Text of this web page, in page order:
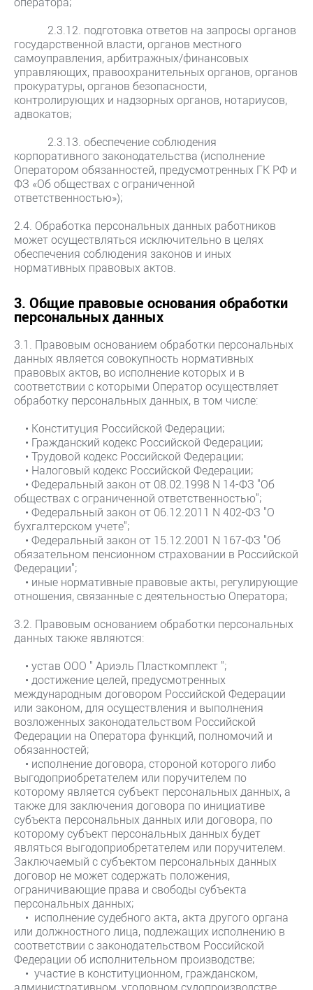
2.3.12. подготовка ответов на запросы органов
государственной власти, органов местного
самоуправления, арбитражных/финансовых
управляющих, правоохранительных органов, органов
прокуратуры, органов безопасности,
контролирующих и надзорных органов, нотариусов,
адвокатов;
2.3.13. обеспечение соблюдения
корпоративного законодательства (исполнение
Оператором обязанностей, предусмотренных ГК РФ и
ФЗ «Об обществах с ограниченной
ответственностью»);
2.4. Обработка персональных данных работников
может осуществляться исключительно в целях
обеспечения соблюдения законов и иных
нормативных правовых актов.
3. Общие правовые основания обработки
персональных данных
3.1. Правовым основанием обработки персональных
данных является совокупность нормативных
правовых актов, во исполнение которых и в
соответствии с которыми Оператор осуществляет
обработку персональных данных, в том числе:
• Конституция Российской Федерации;
• Гражданский кодекс Российской Федерации;
• Трудовой кодекс Российской Федерации;
• Налоговый кодекс Российской Федерации;
• Федеральный закон от 08.02.1998 N 14-ФЗ "Об
обществах с ограниченной ответственностью";
• Федеральный закон от 06.12.2011 N 402-ФЗ "О
бухгалтерском учете";
• Федеральный закон от 15.12.2001 N 167-ФЗ "Об
обязательном пенсионном страховании в Российской
Федерации";
• иные нормативные правовые акты, регулирующие
отношения, связанные с деятельностью Оператора;
3.2. Правовым основанием обработки персональных
данных также являются:
• устав ООО " Ариэль Пласткомплект ";
• достижение целей, предусмотренных
международным договором Российской Федерации
или законом, для осуществления и выполнения
возложенных законодательством Российской
Федерации на Оператора функций, полномочий и
обязанностей;
• исполнение договора, стороной которого либо
выгодоприобретателем или поручителем по
которому является субъект персональных данных, а
также для заключения договора по инициативе
субъекта персональных данных или договора, по
которому субъект персональных данных будет
являться выгодоприобретателем или поручителем.
Заключаемый с субъектом персональных данных
договор не может содержать положения,
ограничивающие права и свободы субъекта
персональных данных;
• исполнение судебного акта, акта другого органа
или должностного лица, подлежащих исполнению в
соответствии с законодательством Российской
Федерации об исполнительном производстве;
• участие в конституционном, гражданском,
административном, уголовном судопроизводстве,